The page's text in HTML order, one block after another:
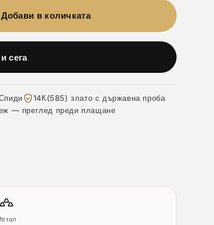
Добави в количката
сега
14К(585) злато с държавна проба
— преглед преди плащане